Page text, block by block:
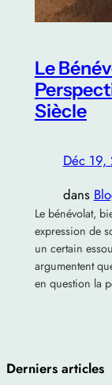
Le
Siècle
Déc
dans
Le bénévolat,
expression de
un certain
argumentent
en question la
Derniers articles